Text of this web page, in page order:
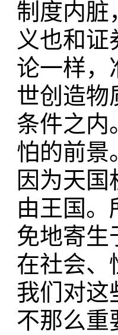
制度内脏
义也和
论一样，
世创造物
条件之内
怕的前景
因为天
由王国。
免地寄生
在社会、
我们对这
不那么重